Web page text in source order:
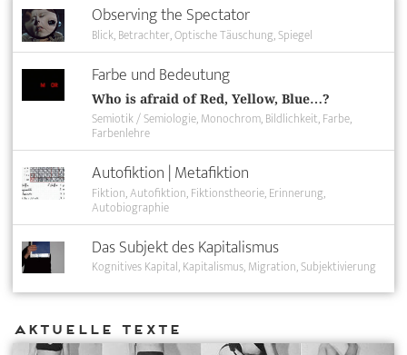
Observing the Spectator
Blick Betrachter Optische Täuschung Spiegel
Farbe und Bedeutung
Who is afraid of Red, Yellow, Blue…?
Semiotik / Semiologie Monochrom Bildlichkeit Farbe
Farbenlehre
Autofiktion | Metafiktion
Fiktion Autofiktion Fiktionstheorie Erinnerung
Autobiographie
Das Subjekt des Kapitalismus
Kognitives Kapital Kapitalismus Migration Subjektivierung
Aktuelle Texte